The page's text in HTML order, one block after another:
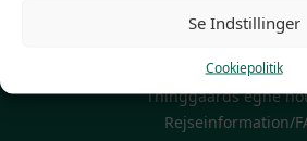
Se Indstillinger
Cookiepolitik
Modtag et personligt
Skiferie uge 7 –
Thinggaards egne
Rejseinformation/